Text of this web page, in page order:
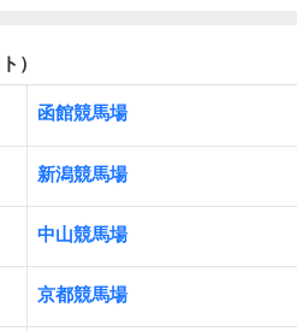
）
函館競馬場
新潟競馬場
中山競馬場
京都競馬場